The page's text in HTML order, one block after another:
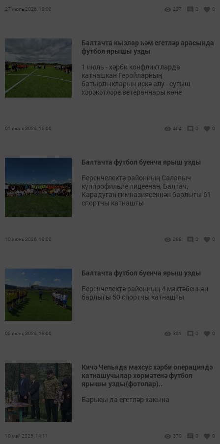
27 июль 2026, 18:00 237 0 0
Балтачта кызлар һәм егетләр арасында
футбол ярышы узды
1 июль - хәрби конфликтларда
катнашкан Геройларның
батырлыкларын искә алу - сугыш
хәрәкәтләре ветераннары көне
01 июль 2026, 16:00 404 0 0
Балтачта футбол буенча ярыш узды
Беренчелектә районның Салавыч
күппрофильле лицеенан, Балтач,
Карадуган гимназиясеннән барлыгы 61
спортчы катнашты
10 июнь 2026, 18:00 288 0 0
Балтачта футбол буенча ярыш узды
Беренчелектә районның 4 мәктәбеннән
барлыгы 50 спортчы катнашты
05 июнь 2026, 18:00 321 0 0
Кичә Чепьяда махсус хәрби операциядә
катнашучылар хөрмәтенә футбол
ярышы узды(фотолар)..
Барысы да егетләр хакына
10 май 2026, 14:11 370 0 0